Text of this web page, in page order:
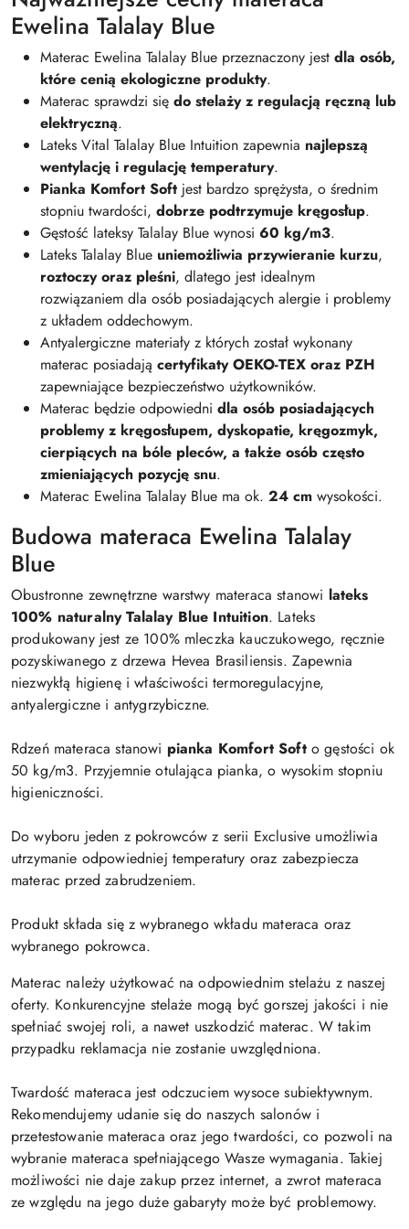
Ewelina Talalay Blue
Materac Ewelina Talalay Blue przeznaczony jest dla osób,
które cenią ekologiczne produkty.
Materac sprawdzi się do stelaży z regulacją ręczną lub
elektryczną.
Lateks Vital Talalay Blue Intuition zapewnia najlepszą
wentylację i regulację temperatury.
Pianka Komfort Soft jest bardzo sprężysta, o średnim
stopniu twardości, dobrze podtrzymuje kręgosłup.
Gęstość lateksy Talalay Blue wynosi 60 kg/m3.
Lateks Talalay Blue uniemożliwia przywieranie kurzu,
roztoczy oraz pleśni, dlatego jest idealnym
rozwiązaniem dla osób posiadających alergie i problemy
z układem oddechowym.
Antyalergiczne materiały z których został wykonany
materac posiadają certyfikaty OEKO-TEX oraz PZH
zapewniające bezpieczeństwo użytkowników.
Materac będzie odpowiedni dla osób posiadających
problemy z kręgosłupem, dyskopatie, kręgozmyk,
cierpiących na bóle pleców, a także osób często
zmieniających pozycję snu.
Materac Ewelina Talalay Blue ma ok. 24 cm wysokości.
Budowa materaca Ewelina Talalay
Blue
Obustronne zewnętrzne warstwy materaca stanowi lateks
100% naturalny Talalay Blue Intuition. Lateks
produkowany jest ze 100% mleczka kauczukowego, ręcznie
pozyskiwanego z drzewa Hevea Brasiliensis. Zapewnia
niezwykłą higienę i właściwości termoregulacyjne,
antyalergiczne i antygrzybiczne.
Rdzeń materaca stanowi pianka Komfort Softo gęstości ok
50 kg/m3. Przyjemnie otulająca pianka, o wysokim stopniu
higieniczności.
Do wyboru jeden z pokrowców z serii Exclusive umożliwia
utrzymanie odpowiedniej temperatury oraz zabezpiecza
materac przed zabrudzeniem.
Produkt składa się z wybranego wkładu materaca oraz
wybranego pokrowca.
Materac należy użytkować na odpowiednim stelażu z naszej
oferty. Konkurencyjne stelaże mogą być gorszej jakości i nie
spełniać swojej roli, a nawet uszkodzić materac. W takim
przypadku reklamacja nie zostanie uwzględniona.
Twardość materaca jest odczuciem wysoce subiektywnym.
Rekomendujemy udanie się do naszych salonów i
przetestowanie materaca oraz jego twardości, co pozwoli na
wybranie materaca spełniającego Wasze wymagania. Takiej
możliwości nie daje zakup przez internet, a zwrot materaca
ze względu na jego duże gabaryty może być problemowy.